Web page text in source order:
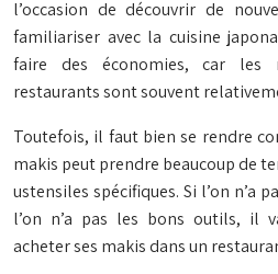
l’occasion de découvrir de
familiariser avec la cuisine
faire des économies, car les
restaurants sont souvent
Toutefois, il faut bien se rendre
makis peut prendre beaucoup de
ustensiles spécifiques. Si l’on n’a
l’on n’a pas les bons outils, il
acheter ses makis dans un